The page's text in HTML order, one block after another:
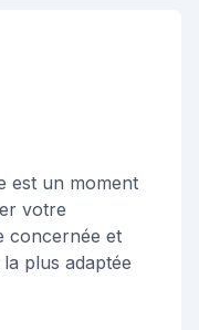
est un moment
votre
concernée et
plus adaptée